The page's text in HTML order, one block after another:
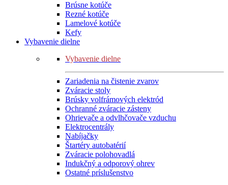
Brúsne kotúče
Rezné kotúče
Lamelové kotúče
Kefy
Vybavenie dielne
Vybavenie dielne
Zariadenia na čistenie zvarov
Zváracie stoly
Brúsky volfrámových elektród
Ochranné zváracie zásteny
Ohrievače a odvlhčovače vzduchu
Elektrocentrály
Nabíjačky
Štartéry autobatérií
Zváracie polohovadlá
Indukčný a odporový ohrev
Ostatné príslušenstvo